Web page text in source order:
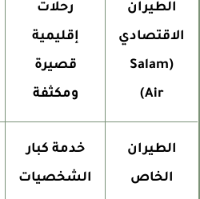
الطيران
الاقتصادي
(Salam
Air)
رحلات
إقليمية
قصيرة
ومكثفة
الطيران
الخاص
خدمة كبار
الشخصيات